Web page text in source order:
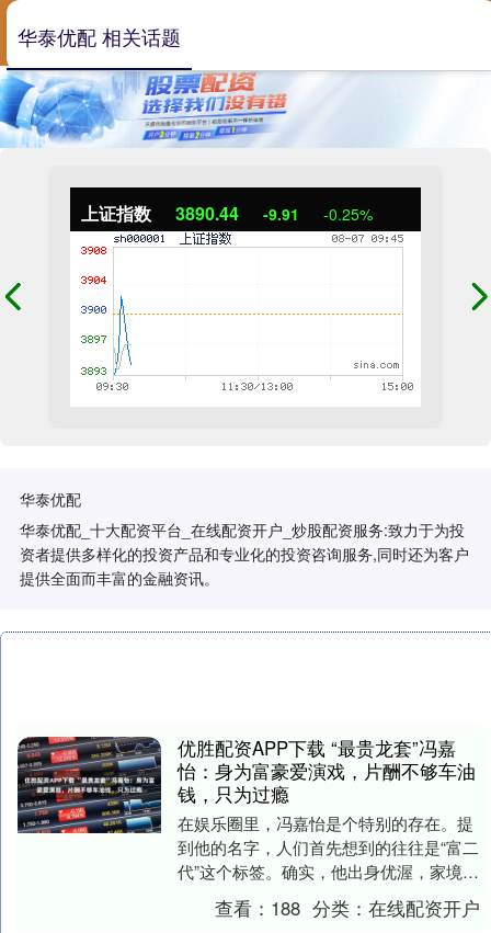
上证指数 3890.58 -9.78 -0.25%
华泰优配
华泰优配_十大配资平台_在线配资开户_炒股配资服务:致力于为投
资者提供多样化的投资产品和专业化的投资咨询服务,同时还为客户
提供全面而丰富的金融资讯。
华泰优配 相关话题
优胜配资APP下载 “最贵龙套”冯嘉
怡：身为富豪爱演戏，片酬不够车油
钱，只为过瘾
在娱乐圈里，冯嘉怡是个特别的存在。提
到他的名字，人们首先想到的往往是“富二
代”这个标签。确实，他出身优渥，家境殷
实，本可以轻松继承家业或享受闲适人
生。然而，他却....
查看： 188 分类：在线配资开户